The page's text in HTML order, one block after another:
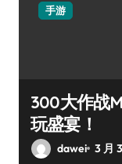
手游
300大作战
玩盛宴！
dawei 3 月